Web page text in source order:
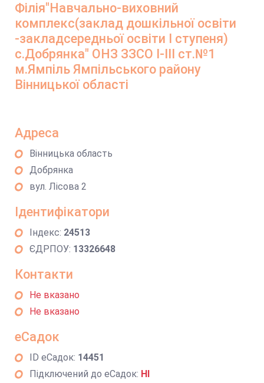
Філія"Навчально-виховний
комплекс(заклад дошкільної освіти
-закладсередньої освіти І ступеня)
с.Добрянка" ОНЗ ЗЗСО І-ІІІ ст.№1
м.Ямпіль Ямпільського району
Вінницької області
Адреса
Вінницька область
Добрянка
вул. Лісова 2
Ідентифікатори
Індекс: 24513
ЄДРПОУ: 13326648
Контакти
Не вказано
Не вказано
еСадок
ID еСадок: 14451
Підключений до еСадок: НІ